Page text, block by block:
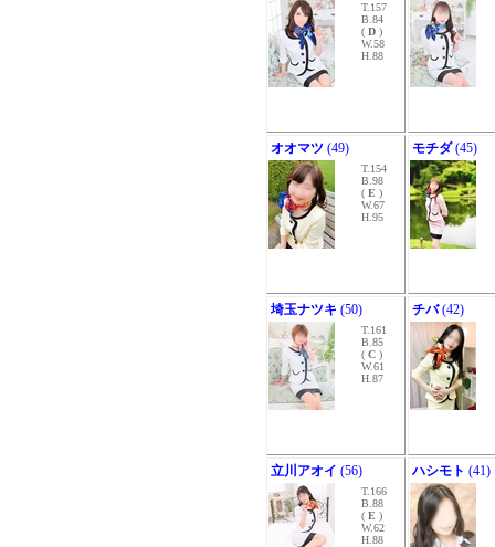
T.157
B.84
( D )
W.58
H.88
オオマツ (49)
T.154
B.98
( E )
W.67
H.95
モチダ(45)
埼玉ナツキ (50)
T.161
B.85
( C )
W.61
H.87
チバ(42)
立川アオイ (56)
T.166
B.88
( E )
W.62
H.88
ハシモト (41)